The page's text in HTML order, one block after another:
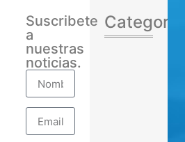
Suscribete
a
nuestras
noticias.
Categorias